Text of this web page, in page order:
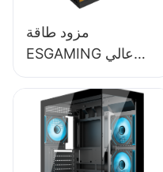
مزود طاقة
ESGAMING عالي
الجودة بقدرة 550
وحاصل على شهادة
80+ برونزية لأجهزة
الكمبيوتر المكتبية